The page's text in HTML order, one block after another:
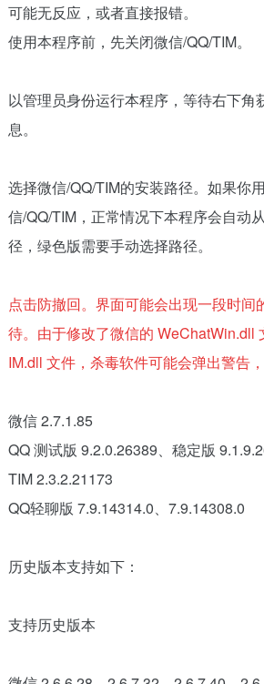
可能无反应，或者直接报错。
使用本程序前，先关闭微信/QQ/TIM。
以管理员身份运行本程序，等待右下角
息。
选择微信/QQ/TIM的安装路径。如果你
信/QQ/TIM，正常情况下本程序会自动
径，绿色版需要手动选择路径。
点击防撤回。界面可能会出现一段时间
待。由于修改了微信的 WeChatWin.dll
IM.dll 文件，杀毒软件可能会弹出警告，
微信 2.7.1.85
QQ 测试版 9.2.0.26389、稳定版
TIM 2.3.2.21173
QQ轻聊版 7.9.14314.0、7.9.14308.0
历史版本支持如下：
支持历史版本